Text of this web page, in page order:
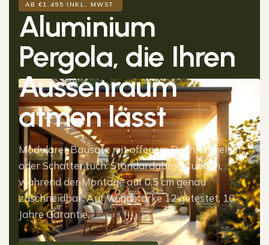
AB €1.495 INKL. MWST.
Aluminium
Pergola, die Ihren
Aussenraum
atmen lässt
Modularer Bausatz mit offenem Dach, Lamellen
oder Schattentuch. Standardabmessungen,
während der Montage auf 0,5 cm genau
zuschneidbar. Auf Windstärke 12 getestet, 10
Jahre Garantie.